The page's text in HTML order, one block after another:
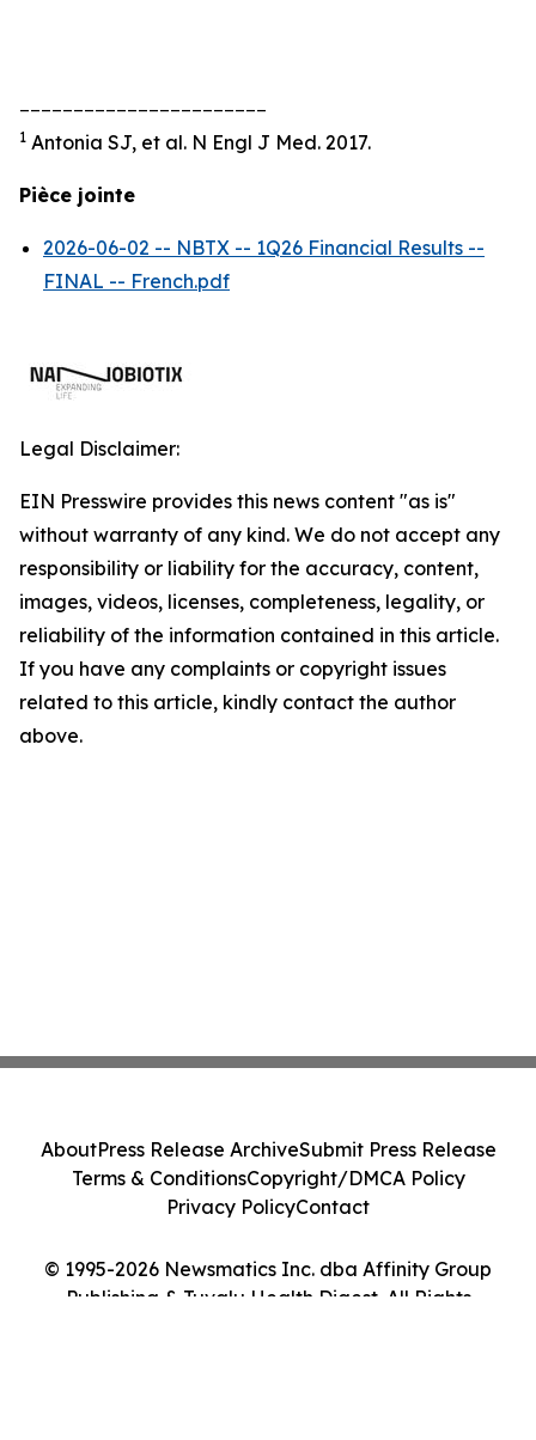
1 Antonia SJ, et al. N Engl J Med. 2017.
Pièce jointe
2026-06-02 -- NBTX -- 1Q26 Financial Results --
FINAL -- French.pdf
Legal Disclaimer:
EIN Presswire provides this news content "as is"
without warranty of any kind. We do not accept any
responsibility or liability for the accuracy, content,
images, videos, licenses, completeness, legality, or
reliability of the information contained in this article.
If you have any complaints or copyright issues
related to this article, kindly contact the author
above.
© 1995-2026 Newsmatics Inc. dba Affinity Group
Publishing & Tuvalu Health Digest. All Rights
AboutPress Release ArchiveSubmit Press Release
Terms & ConditionsCopyright/DMCA Policy
Privacy PolicyContact